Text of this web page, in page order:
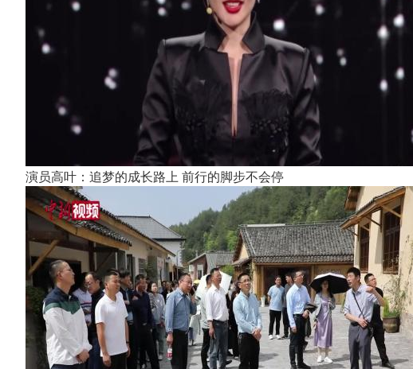
演员高叶：追梦的成长路上 前行的脚步不会停